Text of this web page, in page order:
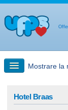
Mostrare la
Hotel Braas